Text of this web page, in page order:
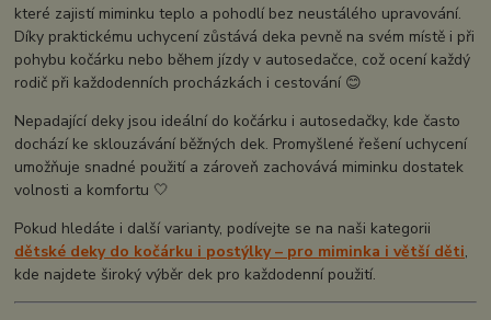
které zajistí miminku teplo a pohodlí bez neustálého upravování.
Díky praktickému uchycení zůstává deka pevně na svém místě i při
pohybu kočárku nebo během jízdy v autosedačce, což ocení každý
rodič při každodenních procházkách i cestování 😊
Nepadající deky jsou ideální do kočárku i autosedačky, kde často
dochází ke sklouzávání běžných dek. Promyšlené řešení uchycení
umožňuje snadné použití a zároveň zachovává miminku dostatek
volnosti a komfortu 🤍
Pokud hledáte i další varianty, podívejte se na naši kategorii
dětské deky do kočárku i postýlky – pro miminka i větší děti,
kde najdete široký výběr dek pro každodenní použití.